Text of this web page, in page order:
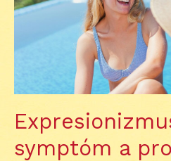
symptóm a